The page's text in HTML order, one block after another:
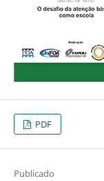
PDF
Publicado